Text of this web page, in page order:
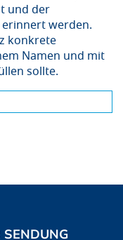
und der
werden.
konkrete
Namen und mit
sollte.